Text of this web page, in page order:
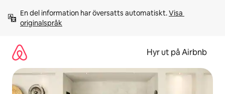
innehåll
En del information har översatts automatiskt. Visa
originalspråk
Hyr ut på Airbnb